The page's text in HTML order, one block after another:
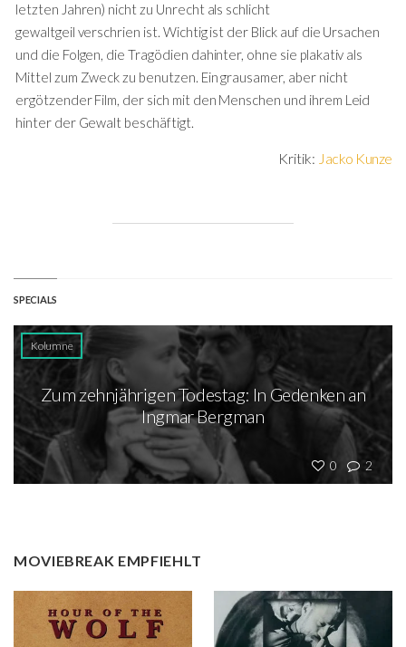
letzten Jahren) nicht zu Unrecht als schlicht
gewaltgeil verschrien ist. Wichtig ist der Blick auf die Ursachen
und die Folgen, die Tragödien dahinter, ohne sie plakativ als
Mittel zum Zweck zu benutzen. Ein grausamer, aber nicht
ergötzender Film, der sich mit den Menschen und ihrem Leid
hinter der Gewalt beschäftigt.
Kritik: Jacko Kunze
SPECIALS
Kolumne
0 2
Zum zehnjährigen Todestag: In Gedenken an
Ingmar Bergman
MOVIEBREAK EMPFIEHLT